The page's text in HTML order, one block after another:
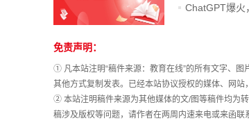
高考作文
高考估分
站
长
统
计
免责声明：
① 凡本站注明“稿件来源：教育在线”的所有文字、
其他方式复制发表。已经本站协议授权的媒体、网站
② 本站注明稿件来源为其他媒体的文/图等稿件均为
稿涉及版权等问题，请作者在两周内速来电或来函联